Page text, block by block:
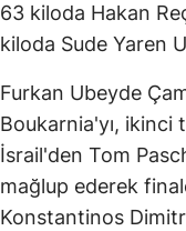
63 kiloda Hakan
kiloda Sude Yaren
Furkan Ubeyde
Boukarnia'yı, ikinci
İsrail'den Tom
mağlup ederek
Konstantinos